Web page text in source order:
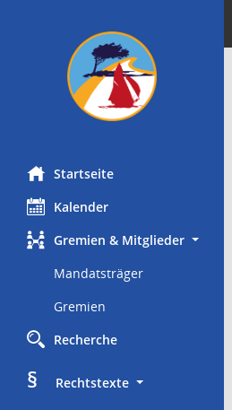
Startseite
Kalender
Gremien & Mitglieder
Mandatsträger
Gremien
Recherche
§
     Rechtstexte